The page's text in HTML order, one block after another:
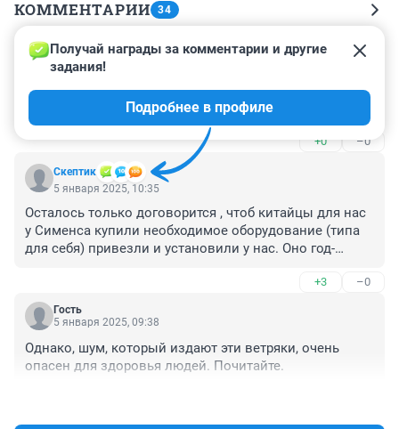
КОММЕНТАРИИ 34
Гость
6 января 2025, 03:29
Мельница крутится, биткоин мутится! Вот и вся
+0 –0
Скептик
Получай награды за комментарии и другие
задания!
Подробнее в профиле
5 января 2025, 10:35
Осталось только договорится , чтоб китайцы для нас
у Сименса купили необходимое оборудование (типа
для себя) привезли и установили у нас. Оно год-
электричество по цене 10000₽ за киловатт и встанет,
так как китайцы инструкцию по установке
переводили гуглом. Насчет гарантии , сами
+3 –0
Гость
5 января 2025, 09:38
Однако, шум, который издают эти ветряки, очень
опасен для здоровья людей. Почитайте.